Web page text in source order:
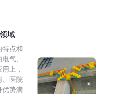
域
特点和
气、
上，
、医院
优势满